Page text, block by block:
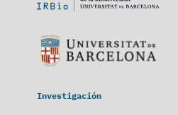
Investigación